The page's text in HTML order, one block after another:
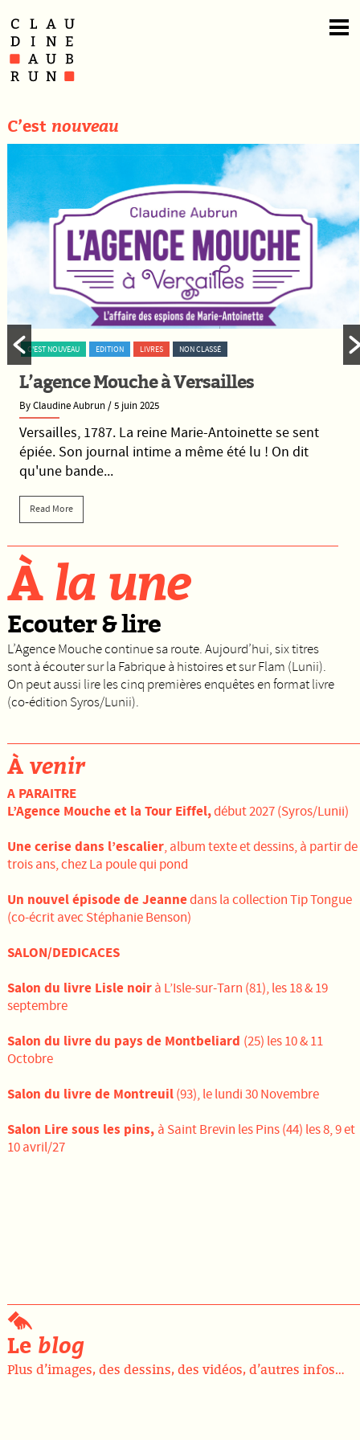
C’est nouveau
C'EST NOUVEAU EDITION LIVRES NON CLASSÉ
L’agence Mouche à Versailles
By Claudine Aubrun/ 5 juin 2025
Versailles, 1787. La reine Marie-Antoinette se sent
épiée. Son journal intime a même été lu ! On dit
qu'une bande...
Read More
Àla une
Ecouter & lire
L’Agence Mouche continue sa route. Aujourd’hui, six titres
sont à écouter sur la Fabrique à histoires et sur Flam (Lunii).
On peut aussi lire les cinq premières enquêtes en format livre
(co-édition Syros/Lunii).
À venir
A PARAITRE
L’Agence Mouche et la Tour Eiffel,début 2027 (Syros/Lunii)
Une cerise dans l’escalier, album texte et dessins, à partir de
trois ans, chez La poule qui pond
Un nouvel épisode de Jeannedans la collection Tip Tongue
(co-écrit avec Stéphanie Benson)
SALON/DEDICACES
Salon du livre Lisle noirà L’Isle-sur-Tarn (81), les 18 & 19
septembre
Salon du livre du pays de Montbeliard (25) les 10 & 11
Octobre
Salon du livre de Montreuil(93), le lundi 30 Novembre
Salon Lire sous les pins, à Saint Brevin les Pins (44) les 8, 9 et
10 avril/27
Le blog
Plus d’images, des dessins, des vidéos, d’autres infos…